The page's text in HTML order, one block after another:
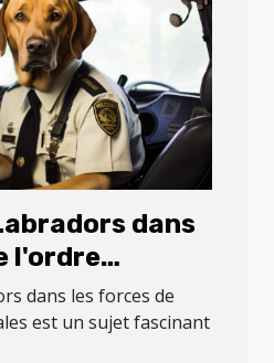
dans
l'ordre
dans les forces de
est un sujet fascinant